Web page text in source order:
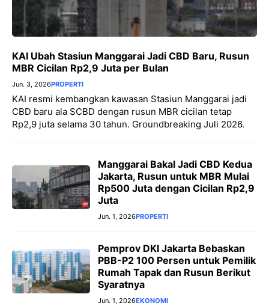
KAI Ubah Stasiun Manggarai Jadi CBD Baru, Rusun
MBR Cicilan Rp2,9 Juta per Bulan
Jun. 3, 2026PROPERTI
KAI resmi kembangkan kawasan Stasiun Manggarai jadi
CBD baru ala SCBD dengan rusun MBR cicilan tetap
Rp2,9 juta selama 30 tahun. Groundbreaking Juli 2026.
Manggarai Bakal Jadi CBD Kedua
Jakarta, Rusun untuk MBR Mulai
Rp500 Juta dengan Cicilan Rp2,9
Juta
Jun. 1, 2026PROPERTI
Pemprov DKI Jakarta Bebaskan
PBB-P2 100 Persen untuk Pemilik
Rumah Tapak dan Rusun Berikut
Syaratnya
Jun. 1, 2026EKONOMI